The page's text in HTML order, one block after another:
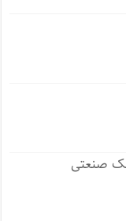
صنعتی